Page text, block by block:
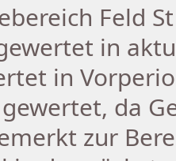
Feld
in
in
da
zur